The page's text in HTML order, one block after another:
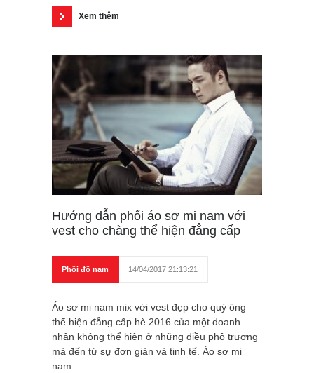
Xem thêm
Hướng dẫn phối áo sơ mi nam với
vest cho chàng thể hiện đẳng cấp
Phối đồ nam 14/04/2017 21:13:21
Áo sơ mi nam mix với vest đẹp cho quý ông
thể hiện đẳng cấp hè 2016 của một doanh
nhân không thể hiện ở những điều phô trương
mà đến từ sự đơn giản và tinh tế. Áo sơ mi
nam...